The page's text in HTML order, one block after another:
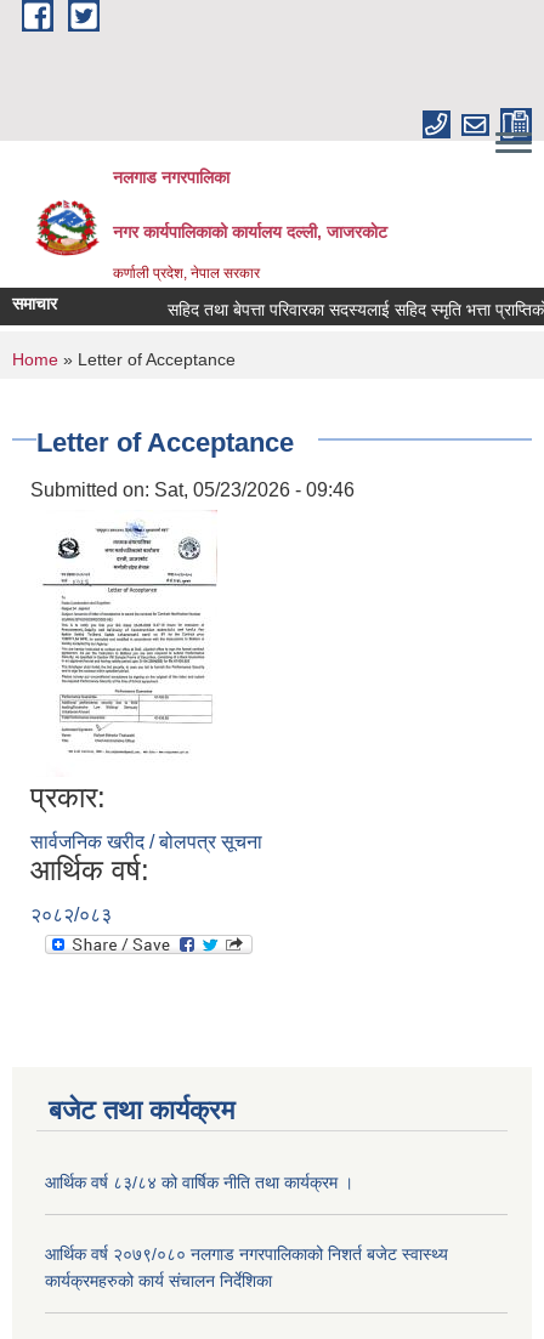
Skip to main content
नलगाड नगरपालिका
नगर कार्यपालिकाको कार्यालय दल्ली, जाजरकाेट
कर्णाली प्रदेश, नेपाल सरकार
समाचार सहिद तथा बेपत्ता परिवारका सदस्यलाई सहिद स्मृति भत्ता प्राप्तिको
You are here
Home » Letter of Acceptance
Letter of Acceptance
Submitted on: Sat, 05/23/2026 - 09:46
प्रकार:
सार्वजनिक खरीद / बोलपत्र सूचना
आर्थिक वर्ष:
२०८२/०८३
बजेट तथा कार्यक्रम
आर्थिक वर्ष ८३/८४ को वार्षिक नीति तथा कार्यक्रम ।
आर्थिक वर्ष २०७९/०८० नलगाड नगरपालिकाको निशर्त बजेट स्वास्थ्य
कार्यक्रमहरुको कार्य संचालन निर्देशिका